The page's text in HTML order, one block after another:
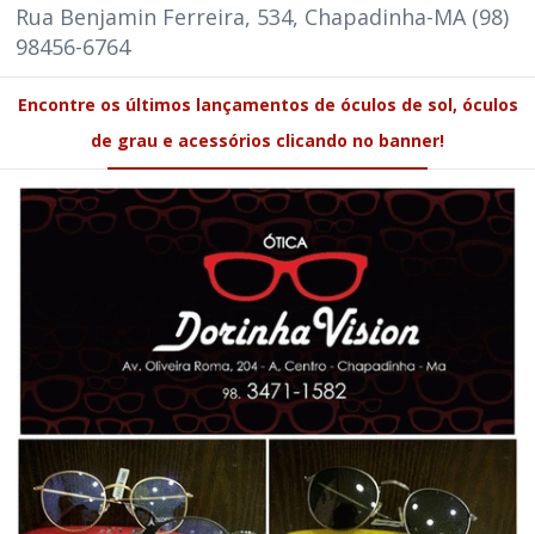
Rua Benjamin Ferreira, 534, Chapadinha-MA (98)
98456-6764
Encontre os últimos lançamentos de óculos de sol, óculos
de grau e acessórios clicando no banner!